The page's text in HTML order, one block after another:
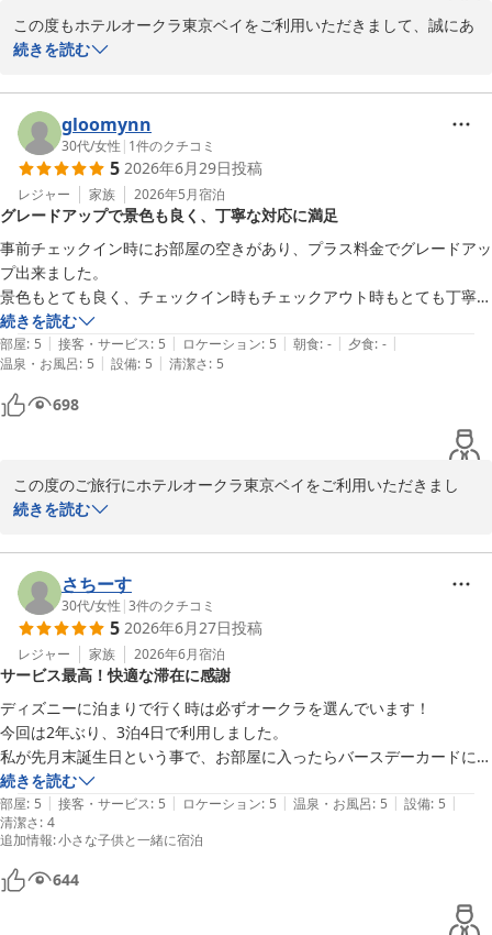
いたことも嬉しかったです。
この度もホテルオークラ東京ベイをご利用いただきまして、誠にあ
りがとうございます。ホテル選びのアドバイスをご紹介いただきま
ホテルライフをお楽しみいただき何よりでございます。　今後もお
客様のご滞在に沿ったご提案をさせていただき、選ばれるホテルを
目指してまいります。またお目にかかれます日をスタッフ一同心よ
りお待ち申し上げております。ご投稿ありがとうございました。
ホテルオークラ東京ベイ
2026-07-06
続きを読む
gloomynn
30代/女性 | 1件のクチコミ
5 2026年6月29日投稿
レジャー 家族 2026年5月宿泊
グレードアップで景色も良く、丁寧な対応に満足
事前チェックイン時にお部屋の空きがあり、プラス料金でグレードアッ
プ出来ました。
景色もとても良く、チェックイン時もチェックアウト時もとても丁寧な
対応をしていただきました。
ロビーには家族連れなど色んな方がいましたが
静かに過ごすことが出来ました。
続きを読む
部屋: 5 | 接客・サービス: 5 | ロケーション: 5 | 朝食: - | 夕食: - |
温泉・お風呂: 5 | 設備: 5 | 清潔さ: 5
698
この度のご旅行にホテルオークラ東京ベイをご利用いただきまし
て、誠にありがとうございました。お勧めいたしましたお部屋に大
いただけるお部屋でございます。ごゆっくりとお寛ぎいただき何よ
りでございます。プランによりお部屋タイプが異なりますので、ぜ
ひまたお越しいただき様々なお部屋をお試しいただけましたら幸い
でございます。これからも心地よい空間と丁寧なサービスを提供し
選ばれるホテルを目指してまいります。ご投稿ありがとうございま
した。
ホテルオークラ東京ベイ
2026-07-03
続きを読む
さちーす
30代/女性 |3件のクチコミ
5 2026年6月27日投稿
レジャー 家族 2026年6月宿泊
サービス最高！快適な滞在に感謝
ディズニーに泊まりで行く時は必ずオークラを選んでいます！
今回は2年ぶり、3泊4日で利用しました。
私が先月末誕生日という事で、お部屋に入ったらバースデーカードにメ
ッセージとプチギフトが置いてありました。
お部屋も予約していた部屋より、無料でグレードアップしていただきま
した。
古さはありますが、清潔感があり、部屋も広くてとても良いです。
お風呂場は大理石で子供が滑って転んだりする事もありますが、今回は
大きなタオルマットが事前に敷いてあり、子供が滑って転ぶことはあり
続きを読む
部屋: 5 | 接客・サービス: 5 | ロケーション: 5 | 温泉・お風呂: 5 | 設備: 5 |
清潔さ: 4
追加情報:小さな子供と一緒に宿泊
644